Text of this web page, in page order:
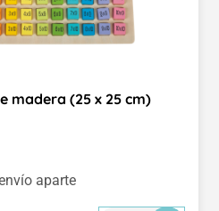
madera (25 x 25 cm)
aparte